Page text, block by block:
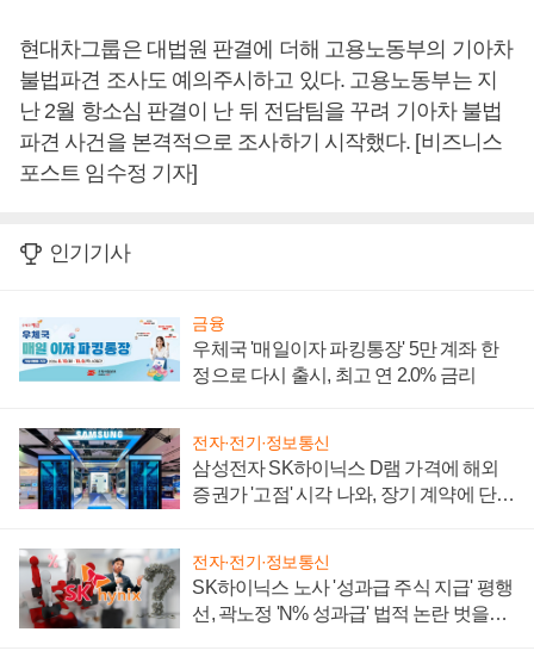
현대차그룹은 대법원 판결에 더해 고용노동부의 기아차
불법파견 조사도 예의주시하고 있다. 고용노동부는 지
난 2월 항소심 판결이 난 뒤 전담팀을 꾸려 기아차 불법
파견 사건을 본격적으로 조사하기 시작했다. [비즈니스
포스트 임수정 기자]
인기기사
금융
우체국 '매일이자 파킹통장' 5만 계좌 한
정으로 다시 출시, 최고 연 2.0% 금리
전자·전기·정보통신
삼성전자 SK하이닉스 D램 가격에 해외
증권가 '고점' 시각 나와, 장기 계약에 단점
전자·전기·정보통신
SK하이닉스 노사 '성과급 주식 지급' 평행
선, 곽노정 'N% 성과급' 법적 논란 벗을지